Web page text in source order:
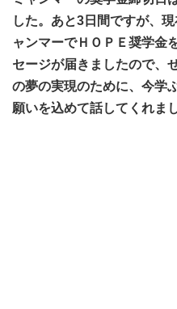
した。あと3日間ですが、
ャンマーでＨＯＰＥ奨学金
セージが届きましたので、
の夢の実現のために、今学
願いを込めて話してくれまし